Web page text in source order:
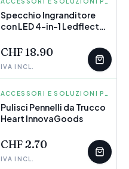
POCHI PEZZI
Specchio Ingranditore
con LED 4-in-1 Ledflect
CHF 18.90
IVA INCL.
INNOVAGOODS ACCESSORI E SOLUZIONI PER ORGANIZZARE
Pulisci Pennelli da Trucco
Heart InnovaGoods
CHF 2.70
IVA INCL.